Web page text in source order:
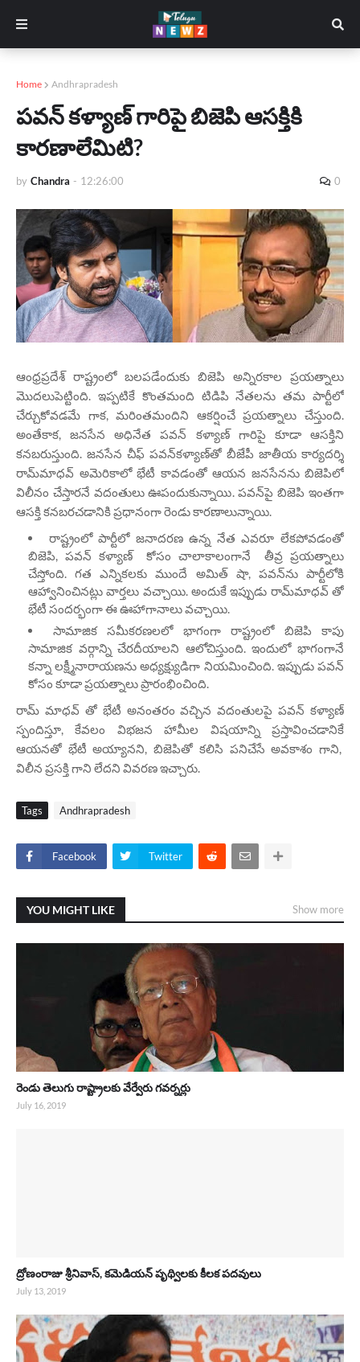
Home Andhrapradesh
పవన్ కళ్యాణ్ గారిపై బిజెపి ఆసక్తికి
కారణాలేమిటి?
by Chandra - 12:26:00 0
ఆంధ్రప్రదేశ్ రాష్ట్రంలో బలపడేందుకు బిజెపి అన్నిరకాల ప్రయత్నాలు
మొదలుపెట్టింది. ఇప్పటికే కొంతమంది టిడిపి నేతలను తమ పార్టీలో
చేర్చుకోవడమే గాక, మరింతమందిని ఆకర్షించే ప్రయత్నాలు చేస్తుంది.
అంతేకాక, జనసేన అధినేత పవన్ కళ్యాణ్ గారిపై కూడా ఆసక్తిని
కనబరుస్తుంది. జనసేన చీఫ్ పవన్‌కళ్యాణ్‌తో బీజేపీ జాతీయ కార్యదర్శి
రామ్‌మాధవ్ అమెరికాలో భేటీ కావడంతో ఆయన జనసేనను బిజెపిలో
విలీనం చేస్తారనే వదంతులు ఊపందుకున్నాయి. పవన్‌పై బిజెపి ఇంతగా
ఆసక్తి కనబరచడానికి ప్రధానంగా రెండు కారణాలున్నాయి.
రాష్ట్రంలో పార్టీలో జనాదరణ ఉన్న నేత ఎవరూ లేకపోవడంతో
బిజెపి, పవన్ కళ్యాణ్ కోసం చాలాకాలంగానే తీవ్ర ప్రయత్నాలు
చేస్తోంది. గత ఎన్నికలకు ముందే అమిత్ షా, పవన్‌ను పార్టీలోకి
ఆహ్వానించినట్లు వార్తలు వచ్చాయి. అందుకే ఇప్పుడు రామ్‌మాధవ్ తో
భేటీ సందర్భంగా ఈ ఊహాగానాలు వచ్చాయి.
సామాజిక సమీకరణలలో భాగంగా రాష్ట్రంలో బిజెపి కాపు
సామాజిక వర్గాన్ని చేరదీయాలని ఆలోచిస్తుంది. ఇందులో భాగంగానే
కన్నా లక్ష్మీనారాయణను అధ్యక్ష్యుడిగా నియమించింది. ఇప్పుడు పవన్
కోసం కూడా ప్రయత్నాలు ప్రారంభించింది.
రామ్ మాధవ్ తో భేటీ అనంతరం వచ్చిన వదంతులపై పవన్ కళ్యాణ్
స్పందిస్తూ, కేవలం విభజన హామీల విషయాన్ని ప్రస్తావించడానికే
ఆయనతో భేటీ అయ్యానని, బిజెపితో కలిసి పనిచేసే అవకాశం గాని,
విలీన ప్రసక్తి గాని లేదని వివరణ ఇచ్చారు.
Tags Andhrapradesh
Facebook Twitter
YOU MIGHT LIKE Show more
రెండు తెలుగు రాష్ట్రాలకు వేర్వేరు గవర్నర్లు
July 16, 2019
ద్రోణంరాజు శ్రీనివాస్, కమెడియన్ పృథ్విలకు కీలక పదవులు
July 13, 2019